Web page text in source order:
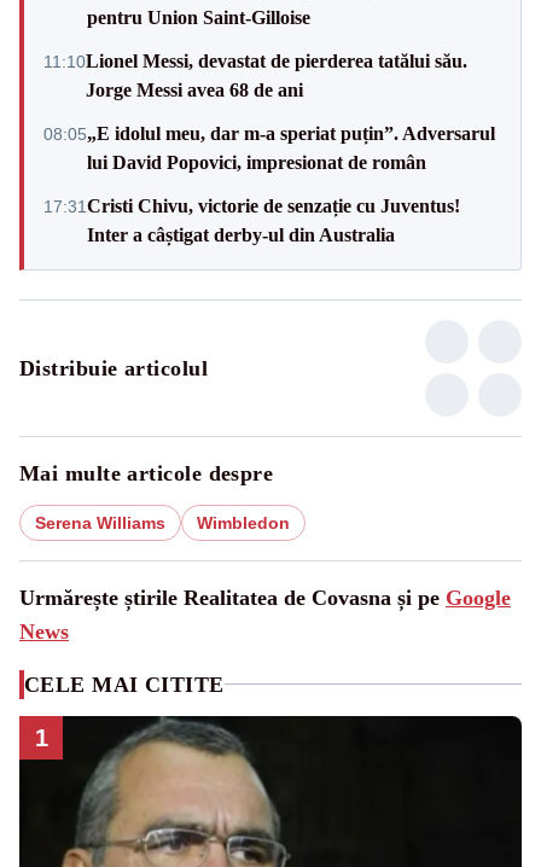
pentru Union Saint-Gilloise
11:10Lionel Messi, devastat de pierderea tatălui său.
Jorge Messi avea 68 de ani
08:05„E idolul meu, dar m-a speriat puțin”. Adversarul
lui David Popovici, impresionat de român
17:31Cristi Chivu, victorie de senzație cu Juventus!
Inter a câștigat derby-ul din Australia
Distribuie articolul
Mai multe articole despre
Serena Williams Wimbledon
Urmărește știrile Realitatea de Covasna și pe Google
News
CELE MAI CITITE
1